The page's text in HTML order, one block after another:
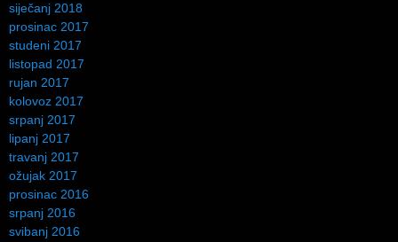
siječanj 2018
prosinac 2017
studeni 2017
listopad 2017
rujan 2017
kolovoz 2017
srpanj 2017
lipanj 2017
travanj 2017
ožujak 2017
prosinac 2016
srpanj 2016
svibanj 2016